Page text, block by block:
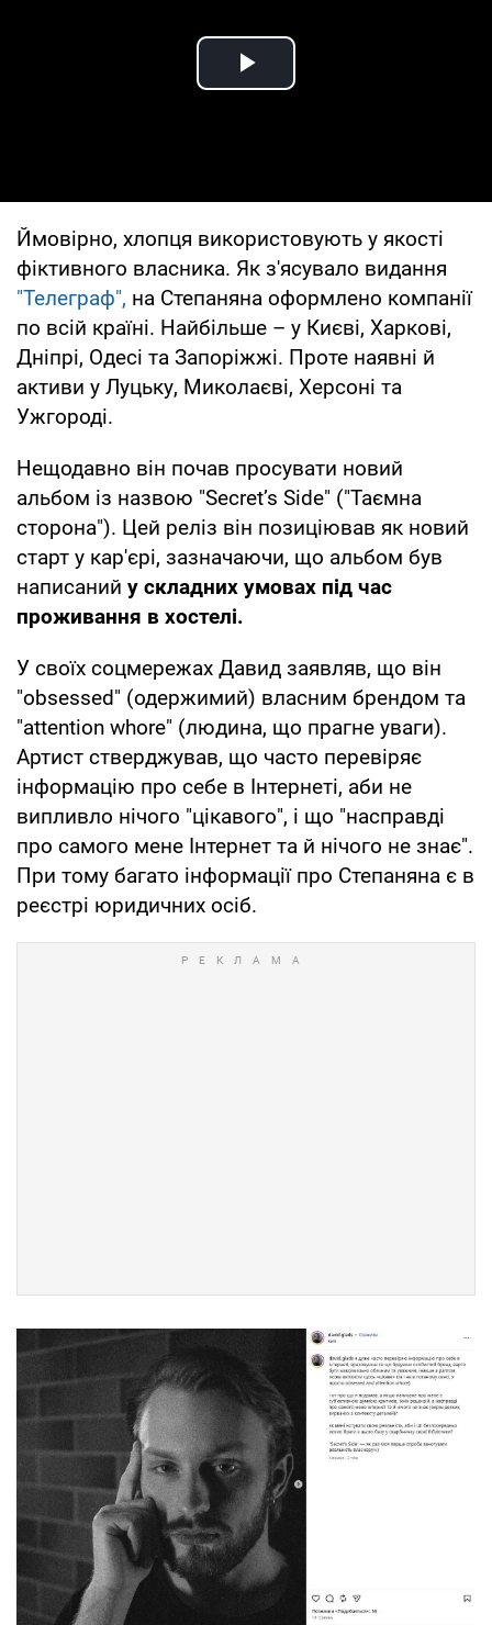
Play Video
Ймовірно, хлопця використовують у якості
фіктивного власника. Як з'ясувало видання
"Телеграф", на Степаняна оформлено компанії
по всій країні. Найбільше – у Києві, Харкові,
Дніпрі, Одесі та Запоріжжі. Проте наявні й
активи у Луцьку, Миколаєві, Херсоні та
Ужгороді.
Нещодавно він почав просувати новий
альбом із назвою "Secret’s Side" ("Таємна
сторона"). Цей реліз він позиціював як новий
старт у кар'єрі, зазначаючи, що альбом був
написаний у складних умовах під час
проживання в хостелі.
У своїх соцмережах Давид заявляв, що він
"obsessed" (одержимий) власним брендом та
"attention whore" (людина, що прагне уваги).
Артист стверджував, що часто перевіряє
інформацію про себе в Інтернеті, аби не
випливло нічого "цікавого", і що "насправді
про самого мене Інтернет та й нічого не знає".
При тому багато інформації про Степаняна є в
реєстрі юридичних осіб.